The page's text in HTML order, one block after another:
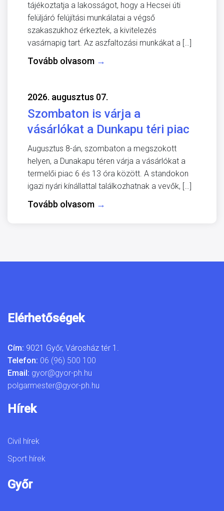
tájékoztatja a lakosságot, hogy a Hecsei úti
felüljáró felújítási munkálatai a végső
szakaszukhoz érkeztek, a kivitelezés
vasárnapig tart. Az aszfaltozási munkákat a […]
Tovább olvasom →
2026. augusztus 07.
Szombaton is várja a
vásárlókat a Dunkapu téri piac
Augusztus 8-án, szombaton a megszokott
helyen, a Dunakapu téren várja a vásárlókat a
termelői piac 6 és 13 óra között. A standokon
igazi nyári kínállattal találkozhatnak a vevők, […]
Tovább olvasom →
Elérhetőségek
Cím: 9021 Győr, Városház tér 1.
Telefon: 06 (96) 500 100
Email: gyor@gyor-ph.hu
polgarmester@gyor-ph.hu
Hírek
Civil hírek
Sport hírek
Győr